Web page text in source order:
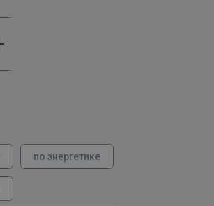
по энергетике